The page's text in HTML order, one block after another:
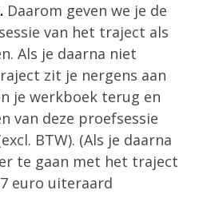
Daarom geven we je de
van het traject als
Als je daarna niet
zit je nergens aan
je werkboek terug en
van deze proefsessie
BTW). (Als je daarna
te gaan met het traject
euro uiteraard